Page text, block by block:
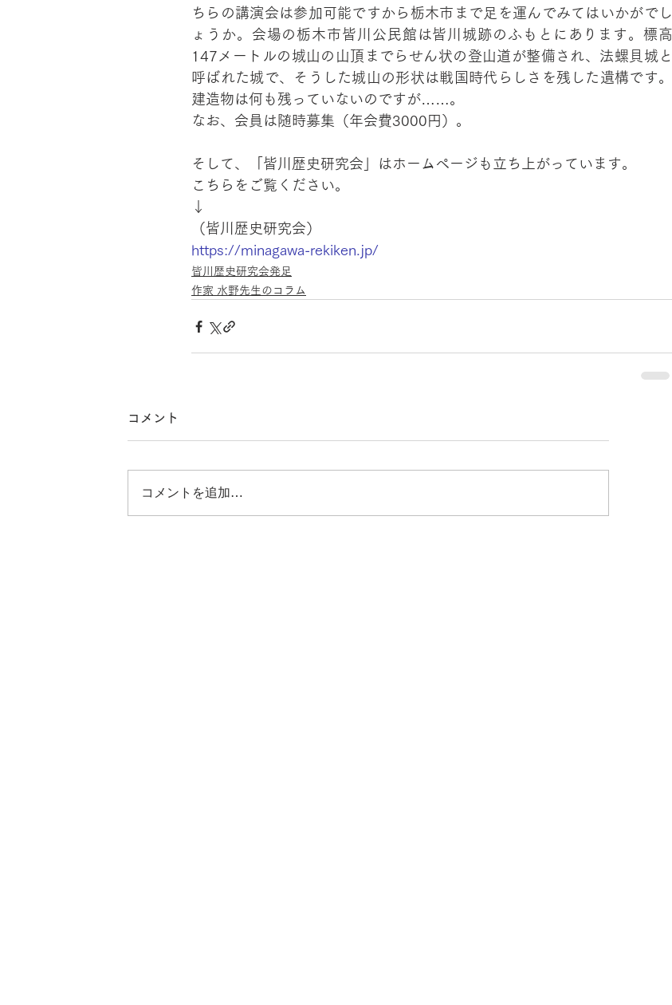
ちらの講演会は参加可能ですから栃木市まで足を運んでみてはいかがでし
ょうか。会場の栃木市皆川公民館は皆川城跡のふもとにあります。標高
147メートルの城山の山頂までらせん状の登山道が整備され、法螺貝城と
呼ばれた城で、そうした城山の形状は戦国時代らしさを残した遺構です。
建造物は何も残っていないのですが……。
なお、会員は随時募集（年会費3000円）。
そして、「皆川歴史研究会」はホームページも立ち上がっています。
こちらをご覧ください。
↓
（皆川歴史研究会）
https://minagawa-rekiken.jp/
皆川歴史研究会発足
作家 水野先生のコラム
コメント
コメントを追加…